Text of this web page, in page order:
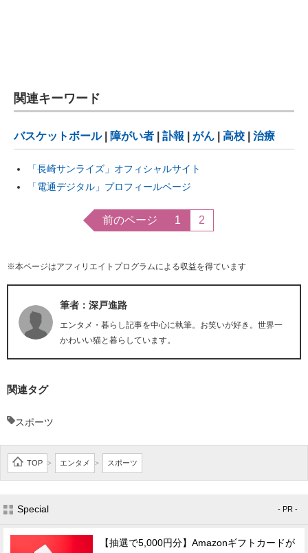
関連キーワード
バスケットボール| 障がい者 訃報 がん 高校 治療
「長崎サンライズ」オフィシャルサイト
「電通デジタル」プロフィールページ
前のページ 1 2
※本ページはアフィリエイトプログラムによる収益を得ています
筆者：深戸進路
エンタメ・暮らし記事を中心に執筆。お笑いが好き。世界一
かわいい猫と暮らしています。
関連タグ
スポーツ
TOP > エンタメ > スポーツ
Special - PR -
【抽選で5,000円分】Amazonギフトカードが